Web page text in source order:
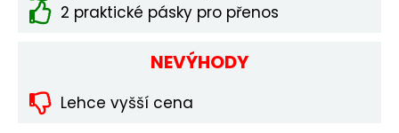
2 praktické pásky pro přenos
NEVÝHODY
Lehce vyšší cena